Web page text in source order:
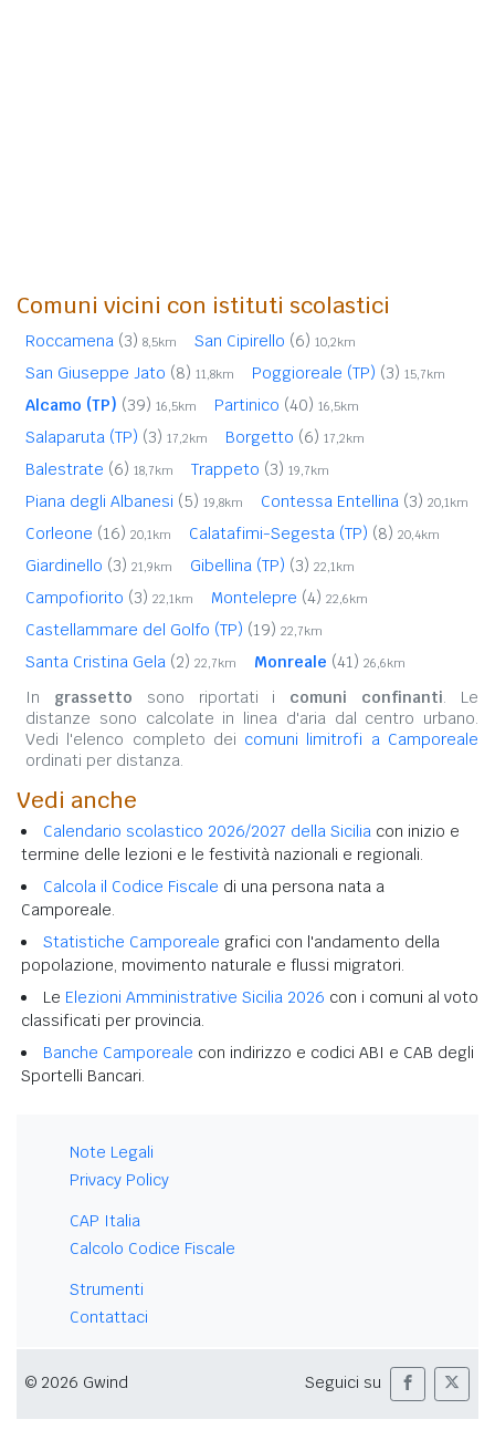
Comuni vicini con istituti scolastici
Roccamena (3) 8,5km San Cipirello (6) 10,2km
San Giuseppe Jato (8) 11,8km Poggioreale (TP) (3) 15,7km
Alcamo (TP) (39) 16,5km Partinico (40) 16,5km
Salaparuta (TP) (3) 17,2km Borgetto (6) 17,2km
Balestrate (6) 18,7km Trappeto (3) 19,7km
Piana degli Albanesi (5) 19,8km Contessa Entellina (3) 20,1km
Corleone (16) 20,1km Calatafimi-Segesta (TP) (8) 20,4km
Giardinello (3) 21,9km Gibellina (TP) (3) 22,1km
Campofiorito (3) 22,1km Montelepre (4) 22,6km
Castellammare del Golfo (TP) (19) 22,7km
Santa Cristina Gela (2) 22,7km Monreale (41) 26,6km
In grassetto sono riportati i comuni confinanti. Le
distanze sono calcolate in linea d'aria dal centro urbano.
Vedi l'elenco completo dei comuni limitrofi a Camporeale
ordinati per distanza.
Vedi anche
Calendario scolastico 2026/2027 della Sicilia con inizio e
termine delle lezioni e le festività nazionali e regionali.
Calcola il Codice Fiscale di una persona nata a
Camporeale.
Statistiche Camporeale grafici con l'andamento della
popolazione, movimento naturale e flussi migratori.
Le Elezioni Amministrative Sicilia 2026 con i comuni al voto
classificati per provincia.
Banche Camporeale con indirizzo e codici ABI e CAB degli
Sportelli Bancari.
Note Legali
Privacy Policy
CAP Italia
Calcolo Codice Fiscale
Strumenti
Contattaci
© 2026 Gwind Seguici su